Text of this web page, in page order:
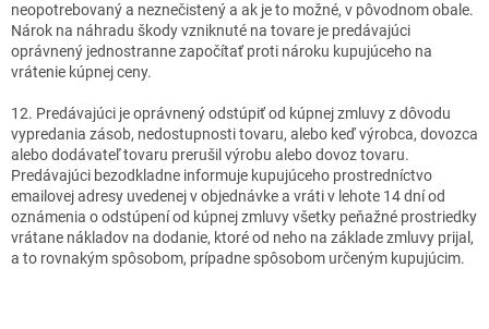
neopotrebovaný a neznečistený a ak je to možné, v pôvodnom obale.
Nárok na náhradu škody vzniknuté na tovare je predávajúci
oprávnený jednostranne započítať proti nároku kupujúceho na
vrátenie kúpnej ceny.
12. Predávajúci je oprávnený odstúpiť od kúpnej zmluvy z dôvodu
vypredania zásob, nedostupnosti tovaru, alebo keď výrobca, dovozca
alebo dodávateľ tovaru prerušil výrobu alebo dovoz tovaru.
Predávajúci bezodkladne informuje kupujúceho prostredníctvo
emailovej adresy uvedenej v objednávke a vráti v lehote 14 dní od
oznámenia o odstúpení od kúpnej zmluvy všetky peňažné prostriedky
vrátane nákladov na dodanie, ktoré od neho na základe zmluvy prijal,
a to rovnakým spôsobom, prípadne spôsobom určeným kupujúcim.